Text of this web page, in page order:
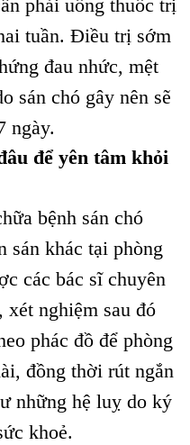
phải uống thuốc trị
tuần. Điều trị sớm
đau nhức, mệt
sán chó gây nên sẽ
ngày.
để yên tâm khỏi
bệnh sán chó
sán khác tại phòng
các bác sĩ chuyên
nghiệm sau đó
phác đồ để phòng
đồng thời rút ngắn
những hệ luỵ do ký
khoẻ.